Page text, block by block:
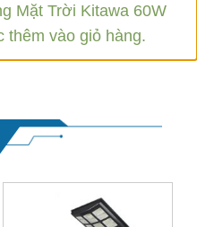
Mặt Trời Kitawa 60W
thêm vào giỏ hàng.